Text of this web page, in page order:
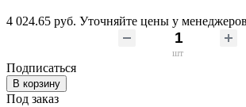
4 024.65 руб. Уточняйте цены у
шт
Подписаться
В корзину
Под заказ